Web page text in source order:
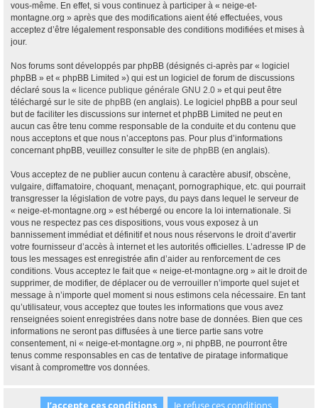
vous-même. En effet, si vous continuez à participer à « neige-et-
montagne.org » après que des modifications aient été effectuées, vous
acceptez d’être légalement responsable des conditions modifiées et mises à
jour.
Nos forums sont développés par phpBB (désignés ci-après par « logiciel
phpBB » et « phpBB Limited ») qui est un logiciel de forum de discussions
déclaré sous la « licence publique générale GNU 2.0 » et qui peut être
téléchargé sur le site de phpBB (en anglais). Le logiciel phpBB a pour seul
but de faciliter les discussions sur internet et phpBB Limited ne peut en
aucun cas être tenu comme responsable de la conduite et du contenu que
nous acceptons et que nous n’acceptons pas. Pour plus d’informations
concernant phpBB, veuillez consulter le site de phpBB (en anglais).
Vous acceptez de ne publier aucun contenu à caractère abusif, obscène,
vulgaire, diffamatoire, choquant, menaçant, pornographique, etc. qui pourrait
transgresser la législation de votre pays, du pays dans lequel le serveur de
« neige-et-montagne.org » est hébergé ou encore la loi internationale. Si
vous ne respectez pas ces dispositions, vous vous exposez à un
bannissement immédiat et définitif et nous nous réservons le droit d’avertir
votre fournisseur d’accès à internet et les autorités officielles. L’adresse IP de
tous les messages est enregistrée afin d’aider au renforcement de ces
conditions. Vous acceptez le fait que « neige-et-montagne.org » ait le droit de
supprimer, de modifier, de déplacer ou de verrouiller n’importe quel sujet et
message à n’importe quel moment si nous estimons cela nécessaire. En tant
qu’utilisateur, vous acceptez que toutes les informations que vous avez
renseignées soient enregistrées dans notre base de données. Bien que ces
informations ne seront pas diffusées à une tierce partie sans votre
consentement, ni « neige-et-montagne.org », ni phpBB, ne pourront être
tenus comme responsables en cas de tentative de piratage informatique
visant à compromettre vos données.